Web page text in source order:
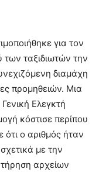
για τον
ταξιδιωτών την
διαμάχη
προμηθειών. Μια
Ελεγκτή
κόστισε περίπου
ο αριθμός ήταν
με την
αρχείων